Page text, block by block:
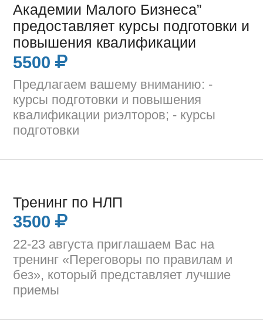
Академии Малого Бизнеса”
предоставляет курсы подготовки и
повышения квалификации
5500
Предлагаем вашему вниманию: -
курсы подготовки и повышения
квалификации риэлторов; - курсы
подготовки
Тренинг по НЛП
3500
22-23 августа приглашаем Вас на
тренинг «Переговоры по правилам и
без», который представляет лучшие
приемы